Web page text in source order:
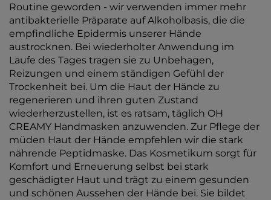
Routine geworden - wir verwenden immer mehr
antibakterielle Präparate auf Alkoholbasis, die die
empfindliche Epidermis unserer Hände
austrocknen. Bei wiederholter Anwendung im
Laufe des Tages tragen sie zu Unbehagen,
Reizungen und einem ständigen Gefühl der
Trockenheit bei. Um die Haut der Hände zu
regenerieren und ihren guten Zustand
wiederherzustellen, ist es ratsam, täglich OH
CREAMY Handmasken anzuwenden. Zur Pflege der
müden Haut der Hände empfehlen wir die stark
nährende Peptidmaske. Das Kosmetikum sorgt für
Komfort und Erneuerung selbst bei stark
geschädigter Haut und trägt zu einem gesunden
und schönen Aussehen der Hände bei. Sie bildet